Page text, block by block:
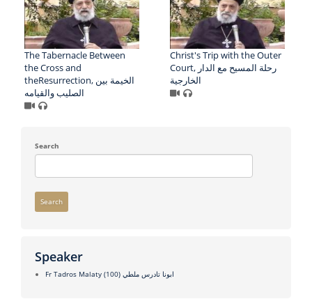
The Tabernacle Between
the Cross and
theResurrection, الخيمة بين
الصليب والقيامه
Christ's Trip with the Outer
Court, رحلة المسيح مع الدار
الخارجية
Search
Search
Speaker
Fr Tadros Malaty ابونا تادرس ملطي (100)